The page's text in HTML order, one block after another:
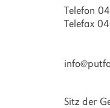
Telefon
Telefax
Sitz der